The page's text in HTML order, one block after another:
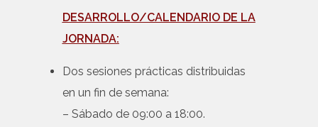
DESARROLLO/CALENDARIO DE LA
JORNADA:
Dos sesiones prácticas distribuidas
en un fin de semana:
– Sábado de 09:00 a 18:00.